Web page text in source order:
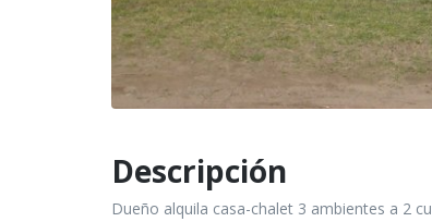
Descripción
Dueño alquila casa-chalet 3 ambientes a 2